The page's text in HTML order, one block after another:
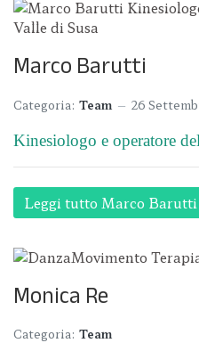
Marco Barutti
Categoria: Team 26
Kinesiologo e operatore
Leggi tutto Marco Barutti
Monica Re
Categoria: Team